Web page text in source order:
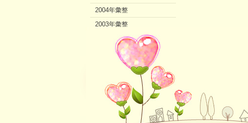
2004年彙整
2003年彙整
2002年彙整